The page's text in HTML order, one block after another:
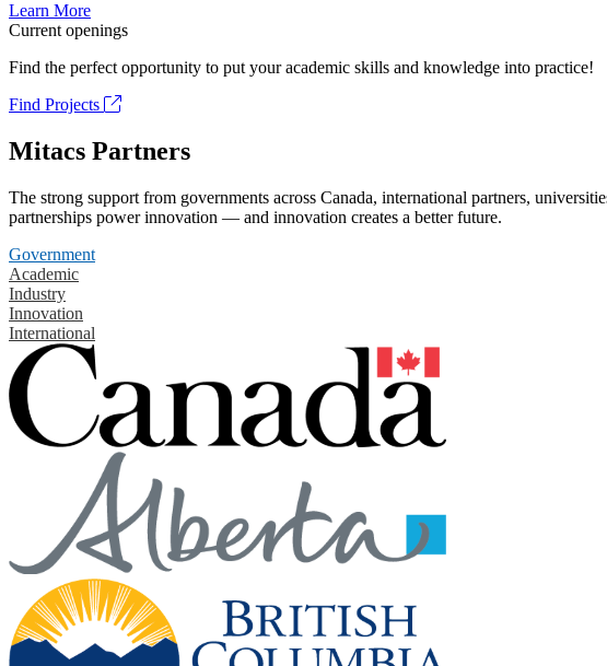
Learn More
Current openings
Find the perfect opportunity to put your academic skills and knowledge into practice!
Find Projects
Mitacs Partners
The strong support from governments across Canada, international partners,
partnerships power innovation — and innovation creates a better future.
Government
Academic
Industry
Innovation
International